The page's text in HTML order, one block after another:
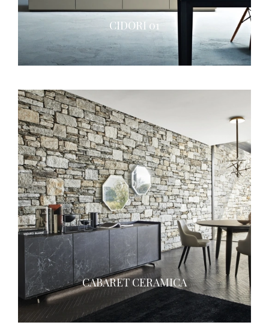
CIDORI 01
CABARET CERAMICA